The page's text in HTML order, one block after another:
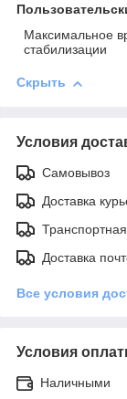
Максимальное
стабилизации
Скрыть
Условия
Самовывоз
Доставка
Доставка
Все условия
Условия
Наличными